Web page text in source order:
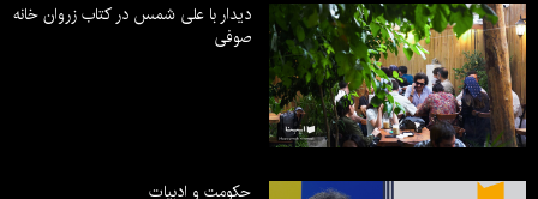
دیدار با علی شمس در کتاب زروان خانه
صوفی
حکومت و ادبیات